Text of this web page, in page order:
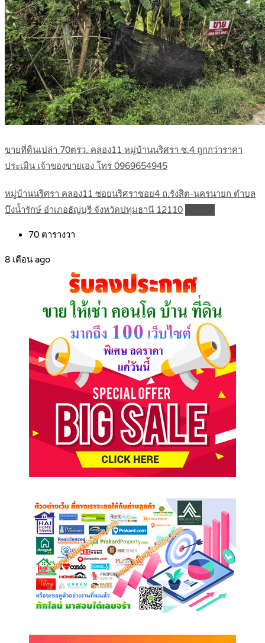
ขายที่ดินเปล่า 70ตรว. คลอง11 หมู่บ้านนริศรา ซ.4 ถูกกว่าราคา
ประเมิน เจ้าของขายเอง โทร 0969654945
หมู่บ้านนริศรา คลอง11 ซอยนริศราซอย4 ถ.รังสิต-นครนายก ตำบล
บึงน้ำรักษ์ อำเภอธัญบุรี จังหวัดปทุมธานี 12110
70 ตารางวา
8 เดือน ago